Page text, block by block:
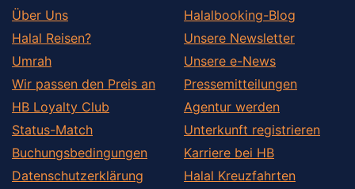
Über Uns
Halal Reisen?
Umrah
Wir passen den Preis an
HB Loyalty Club
Status-Match
Buchungsbedingungen
Datenschutzerklärung
Halalbooking-Blog
Unsere Newsletter
Unsere e-News
Pressemitteilungen
Agentur werden
Unterkunft registrieren
Karriere bei HB
Halal Kreuzfahrten